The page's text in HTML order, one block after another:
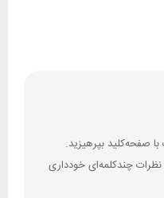
چندکلمه‌‌ای خودداری